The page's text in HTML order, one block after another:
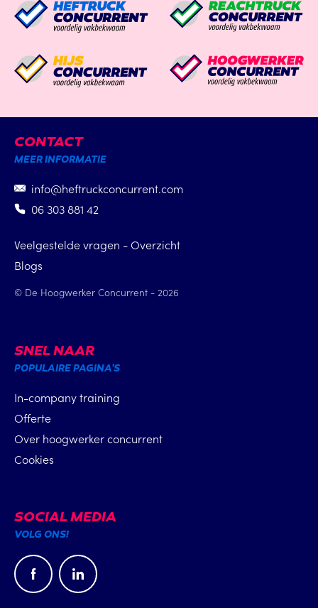
CONTACT
MEER INFORMATIE
info@heftruckconcurrent.com
06 303 881 42
Veelgestelde vragen - Overzicht
Blogs
© De Hoogwerker Concurrent - 2026
SNEL NAAR
POPULAIRE PAGINA'S
In-company training
Offerte
Over hoogwerker concurrent
Cookies
SOCIAL MEDIA
VOLG ONS!